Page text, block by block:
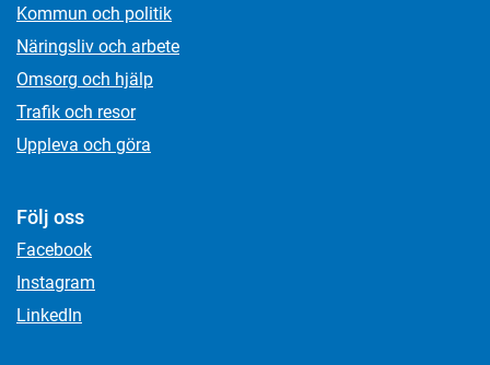
Kommun och politik
Näringsliv och arbete
Omsorg och hjälp
Trafik och resor
Uppleva och göra
Följ oss
Facebook
Instagram
LinkedIn